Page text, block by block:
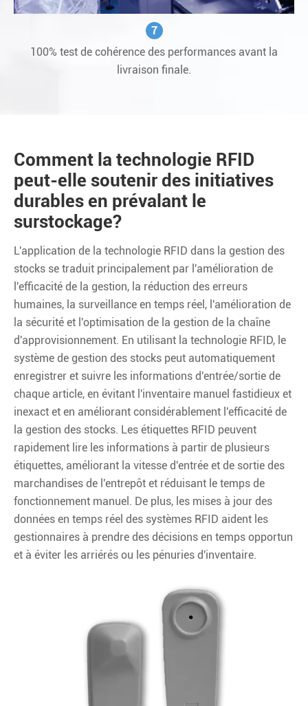
7
100% test de cohérence des performances avant la
livraison finale.
Comment la technologie RFID
peut-elle soutenir des initiatives
durables en prévalant le
surstockage?
L'application de la technologie RFID dans la gestion des
stocks se traduit principalement par l'amélioration de
l'efficacité de la gestion, la réduction des erreurs
humaines, la surveillance en temps réel, l'amélioration de
la sécurité et l'optimisation de la gestion de la chaîne
d'approvisionnement. En utilisant la technologie RFID, le
système de gestion des stocks peut automatiquement
enregistrer et suivre les informations d'entrée/sortie de
chaque article, en évitant l'inventaire manuel fastidieux et
inexact et en améliorant considérablement l'efficacité de
la gestion des stocks. Les étiquettes RFID peuvent
rapidement lire les informations à partir de plusieurs
étiquettes, améliorant la vitesse d'entrée et de sortie des
marchandises de l'entrepôt et réduisant le temps de
fonctionnement manuel. De plus, les mises à jour des
données en temps réel des systèmes RFID aident les
gestionnaires à prendre des décisions en temps opportun
et à éviter les arriérés ou les pénuries d'inventaire.